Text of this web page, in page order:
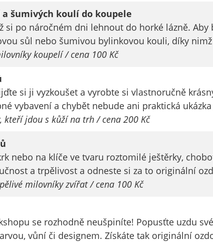
šumivých koulí do koupele
po náročném dni lehnout do horké lázně. Aby
sůl nebo šumivou bylinkovou kouli, díky
koupelí / cena 100 Kč
si ji vyzkoušet a vyrobte si vlastnoručně
vybavení a chybět nebude ani praktická
kteří jdou s kůží na trh / cena 200 Kč
nebo na klíče ve tvaru roztomilé ještěrky,
a trpělivost a odneste si za to originální
milovníky zvířat / cena 100 Kč
se rozhodně neušpiníte! Popusťte uzdu
vůní či designem. Získáte tak originální
které ukazují
na konkrétní
vypnete
používání
analytických
návštěvě,
ztrácíme
možnost
analýzy
našich
opatření.